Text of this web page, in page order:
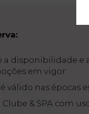
a disponibilidade
em vigor.
válido nas épocas
Clube & SPA com